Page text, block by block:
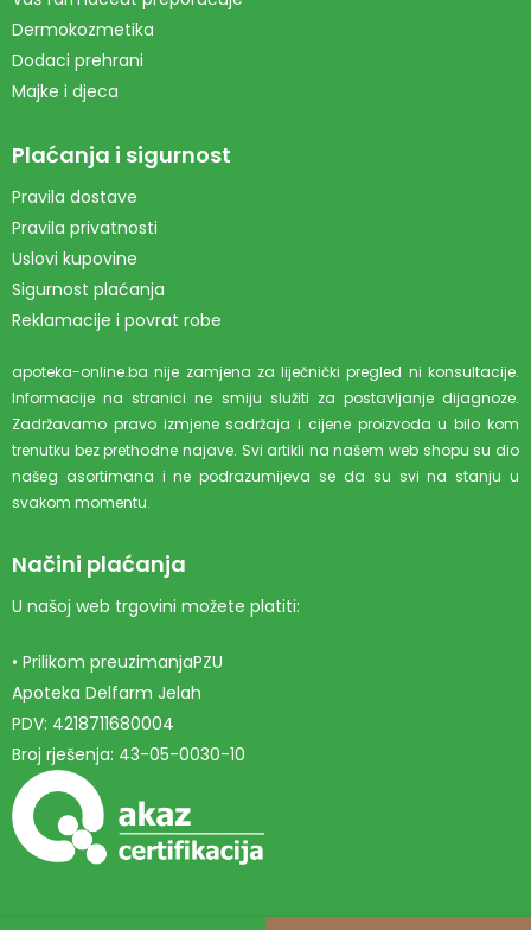
Dermokozmetika
Dodaci prehrani
Majke i djeca
Plaćanja i sigurnost
Pravila dostave
Pravila privatnosti
Uslovi kupovine
Sigurnost plaćanja
Reklamacije i povrat robe
apoteka-online.ba nije zamjena za liječnički pregled ni konsultacije.
Informacije na stranici ne smiju služiti za postavljanje dijagnoze.
Zadržavamo pravo izmjene sadržaja i cijene proizvoda u bilo kom
trenutku bez prethodne najave. Svi artikli na našem web shopu su dio
našeg asortimana i ne podrazumijeva se da su svi na stanju u
svakom momentu.
Načini plaćanja
U našoj web trgovini možete platiti:
• Prilikom preuzimanjaPZU
Apoteka Delfarm Jelah
PDV: 4218711680004
Broj rješenja: 43-05-0030-10